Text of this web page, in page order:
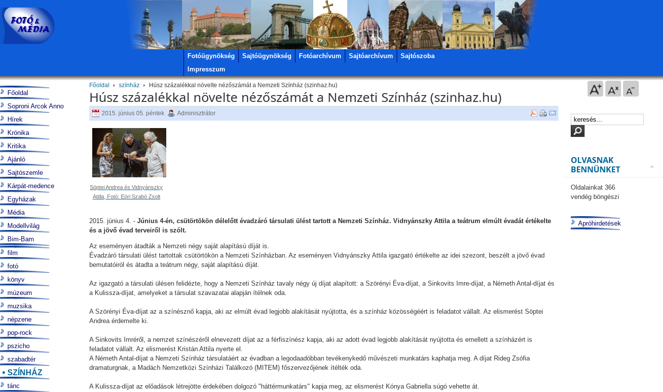
Fotóügynökség Sajtóügynökség Fotóarchívum Sajtóarchívum
Sajtószoba
Impresszum
Főoldal színház Húsz százalékkal növelte nézőszámát a Nemzeti Színház (szinhaz.hu)
Húsz százalékkal növelte nézőszámát a Nemzeti Színház (szinhaz.hu)
2015. június 05. péntek Adminisztrátor
Söptei Andrea és Vidnyánszky
Attila, Fotó: Eöri Szabó Zsolt
2015. június 4. -Június 4-én, csütörtökön délelőtt évadzáró társulati ülést tartott a Nemzeti Színház. Vidnyánszky Attila a teátrum elmúlt évadát értékelte
és a jövő évad terveiről is szólt.
Az eseményen átadták a Nemzeti négy saját alapítású díját is.
Évadzáró társulati ülést tartottak csütörtökön a Nemzeti Színházban. Az eseményen Vidnyánszky Attila igazgató értékelte az idei szezont, beszélt a jövő évad
bemutatóiról és átadta a teátrum négy, saját alapítású díját.
Az igazgató a társulati ülésen felidézte, hogy a Nemzeti Színház tavaly négy új díjat alapított: a Szörényi Éva-díjat, a Sinkovits Imre-díjat, a Németh Antal-díjat és
a Kulissza-díjat, amelyeket a társulat szavazatai alapján ítélnek oda.
A Szörényi Éva-díjat az a színésznő kapja, aki az elmúlt évad legjobb alakítását nyújtotta, és a színház közösségéért is feladatot vállalt. Az elismerést Söptei
Andrea érdemelte ki.
A Sinkovits Imréről, a nemzet színészéről elnevezett díjat az a férfiszínész kapja, aki az adott évad legjobb alakítását nyújtotta és emellett a színházért is
feladatot vállalt. Az elismerést Kristán Attila nyerte el.
A Németh Antal-díjat a Nemzeti Színház társulatáért az évadban a legodaadóbban tevékenykedő művészeti munkatárs kaphatja meg. A díjat Rideg Zsófia
dramaturgnak, a Madách Nemzetközi Színházi Találkozó (MITEM) főszervezőjének ítélték oda.
A Kulissza-díjat az előadások létrejötte érdekében dolgozó "háttérmunkatárs" kapja meg, az elismerést Kónya Gabriella súgó vehette át.
Főoldal
Soproni Arcok Anno
Hírek
Krónika
Kritika
Ajánló
Sajtószemle
Kárpát-medence
Egyházak
Média
Modellvilág
Bim-Bam
film
fotó
könyv
múzeum
muzsika
népzene
pop-rock
pszicho
szabadtér
SZÍNHÁZ
tánc
OLVASNAK
BENNÜNKET
Oldalainkat 366
vendég böngészi
Apróhirdetések